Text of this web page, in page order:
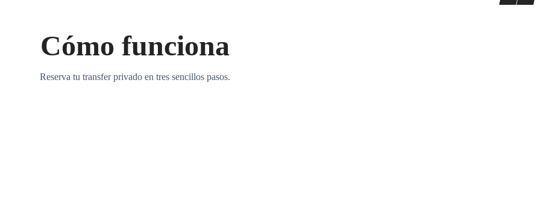
Cómo funciona
Reserva tu transfer privado en tres sencillos pasos.